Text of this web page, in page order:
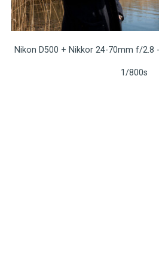
Nikon D500 + Nikkor 24-70mm f/2.8
1/800s